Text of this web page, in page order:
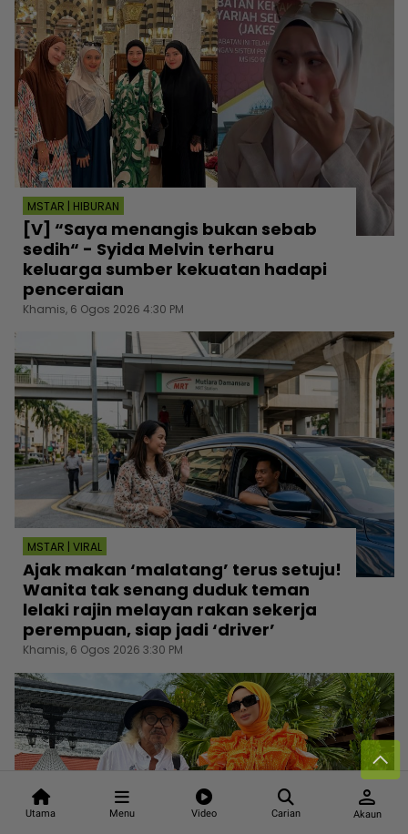
Utama Menu Video Carian
person
Akaun
MSTAR | HIBURAN
[V] “Saya menangis bukan sebab
sedih“ - Syida Melvin terharu
keluarga sumber kekuatan hadapi
penceraian
Khamis, 6 Ogos 2026 4:30 PM
MSTAR | VIRAL
Ajak makan ‘malatang’ terus setuju!
Wanita tak senang duduk teman
lelaki rajin melayan rakan sekerja
perempuan, siap jadi ‘driver’
Khamis, 6 Ogos 2026 3:30 PM